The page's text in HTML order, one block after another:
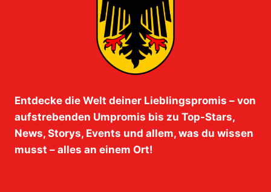
Entdecke die Welt deiner Lieblingspromis – von
aufstrebenden Umpromis bis zu Top-Stars,
News, Storys, Events und allem, was du wissen
musst – alles an einem Ort!